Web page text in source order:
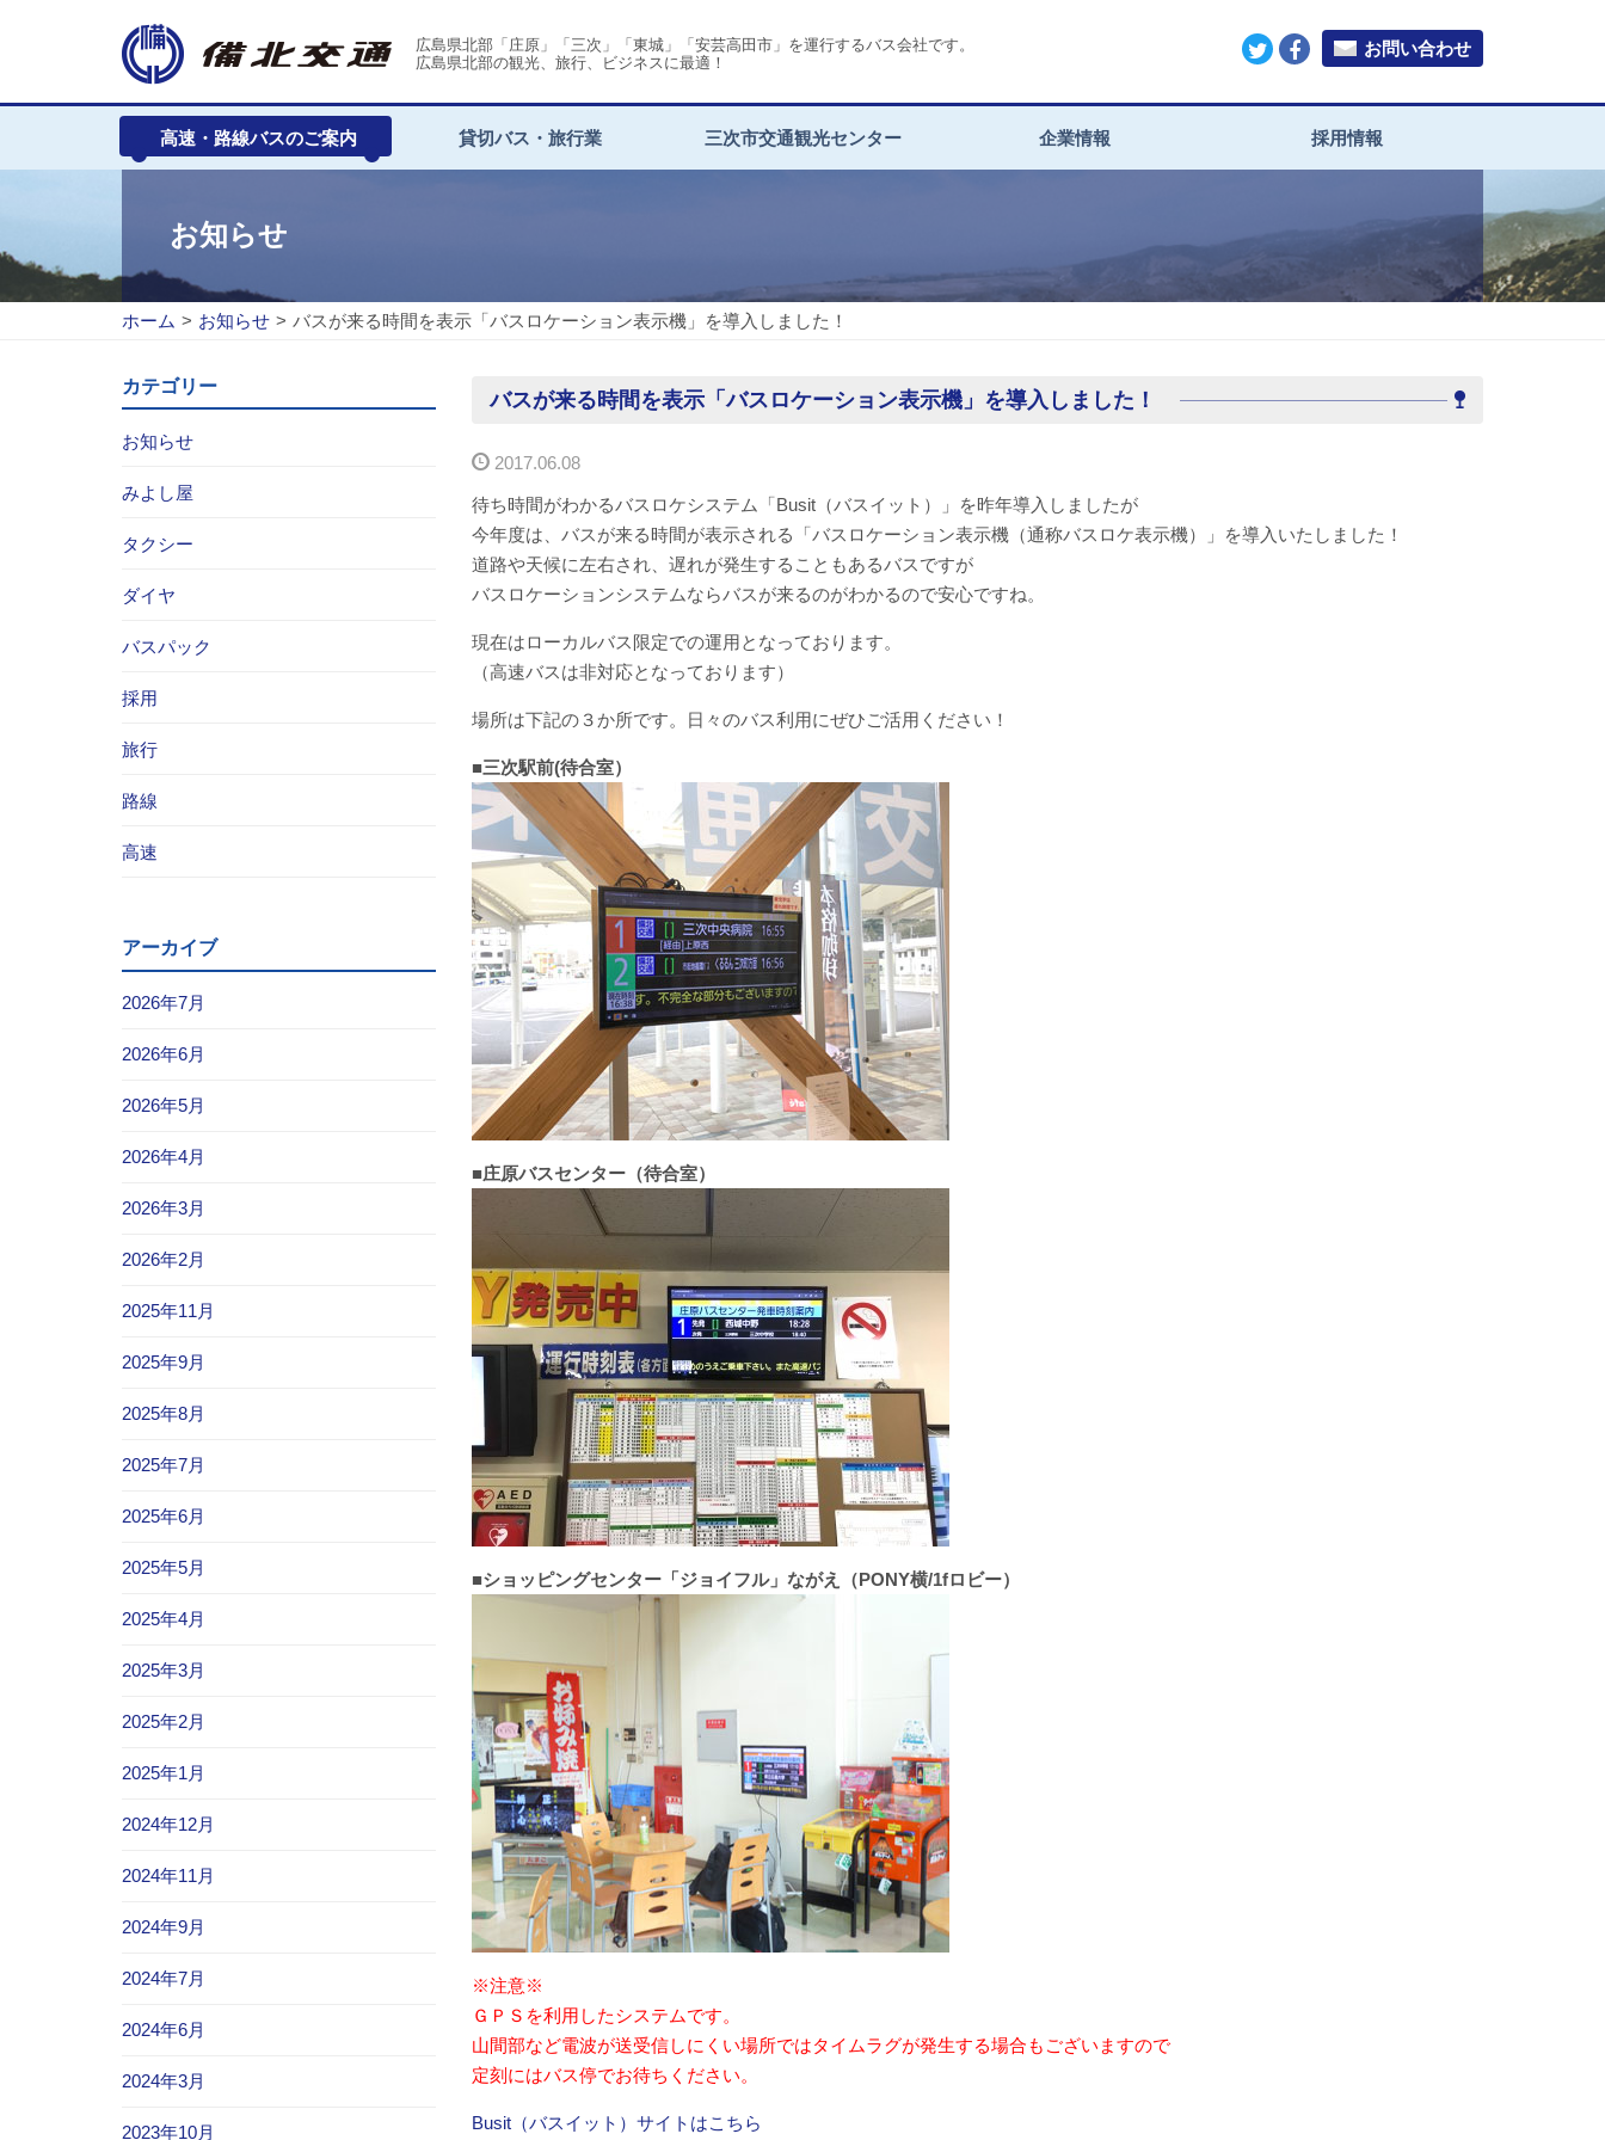
広島県北部「庄原」「三次」「東城」「安芸高田市」を運行するバス会社です。
広島県北部の観光、旅行、ビジネスに最適！
お問い合わせ
高速・路線バスのご案内 貸切バス・旅行業 三次市交通観光センター 企業情報 採用情報
お知らせ
ホーム > お知らせ > バスが来る時間を表示「バスロケーション表示機」を導入しました！
バスが来る時間を表示「バスロケーション表示機」を導入しました！
2017.06.08
待ち時間がわかるバスロケシステム「Busit（バスイット）」を昨年導入しましたが
今年度は、バスが来る時間が表示される「バスロケーション表示機（通称バスロケ表示機）」を導入いたしました！
道路や天候に左右され、遅れが発生することもあるバスですが
バスロケーションシステムならバスが来るのがわかるので安心ですね。
現在はローカルバス限定での運用となっております。
（高速バスは非対応となっております）
場所は下記の３か所です。日々のバス利用にぜひご活用ください！
■三次駅前(待合室）
■庄原バスセンター（待合室）
■ショッピングセンター「ジョイフル」ながえ（PONY横/1fロビー）
※注意※
ＧＰＳを利用したシステムです。
山間部など電波が送受信しにくい場所ではタイムラグが発生する場合もございますので
定刻にはバス停でお待ちください。
Busit（バスイット）サイトはこちら
カテゴリー
お知らせ
みよし屋
タクシー
ダイヤ
バスパック
採用
旅行
路線
高速
アーカイブ
2026年7月
2026年6月
2026年5月
2026年4月
2026年3月
2026年2月
2025年11月
2025年9月
2025年8月
2025年7月
2025年6月
2025年5月
2025年4月
2025年3月
2025年2月
2025年1月
2024年12月
2024年11月
2024年9月
2024年7月
2024年6月
2024年3月
2023年10月